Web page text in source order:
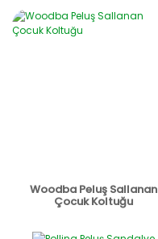
Woodba Peluş Sallanan
Çocuk Koltuğu